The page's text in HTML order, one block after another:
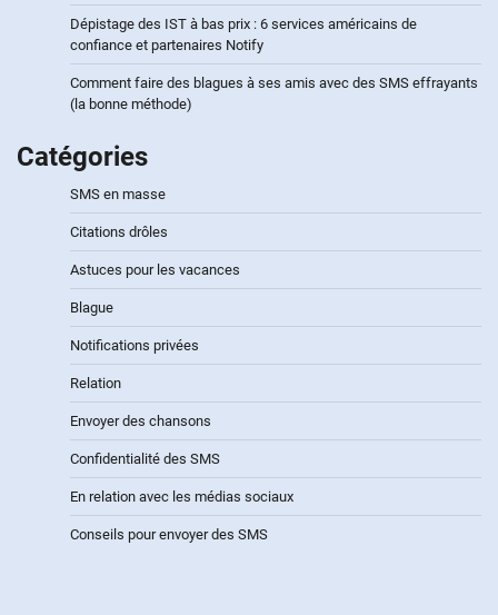
Dépistage des IST à bas prix : 6 services américains de
confiance et partenaires Notify
Comment faire des blagues à ses amis avec des SMS effrayants
(la bonne méthode)
Catégories
SMS en masse
Citations drôles
Astuces pour les vacances
Blague
Notifications privées
Relation
Envoyer des chansons
Confidentialité des SMS
En relation avec les médias sociaux
Conseils pour envoyer des SMS